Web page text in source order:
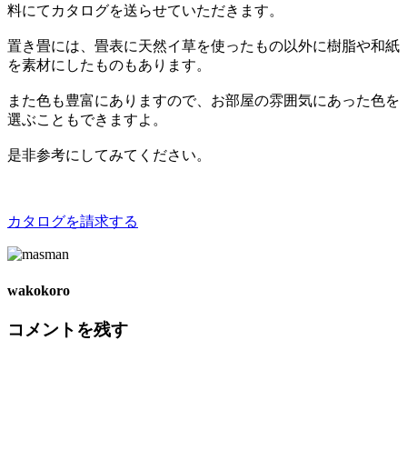
料にてカタログを送らせていただきます。
置き畳には、畳表に天然イ草を使ったもの以外に樹脂や和紙
を素材にしたものもあります。
また色も豊富にありますので、お部屋の雰囲気にあった色を
選ぶこともできますよ。
是非参考にしてみてください。
カタログを請求する
wakokoro
コメントを残す